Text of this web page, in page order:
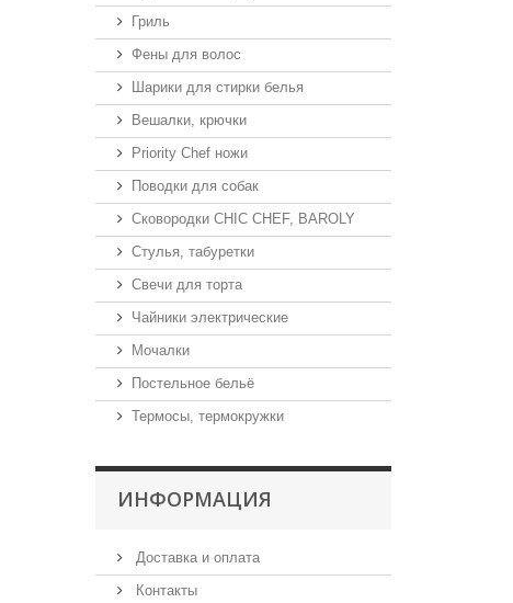
Гриль
Фены для волос
Шарики для стирки белья
Вешалки, крючки
Priority Chef ножи
Поводки для собак
Сковородки CHIC CHEF, BAROLY
Стулья, табуретки
Свечи для торта
Чайники электрические
Мочалки
Постельное бельё
Термосы, термокружки
ИНФОРМАЦИЯ
Доставка и оплата
Контакты